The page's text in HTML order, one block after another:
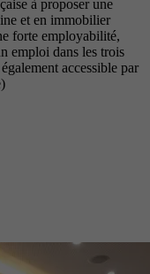
à proposer une
et en immobilier
forte employabilité,
emploi dans les trois
accessible par